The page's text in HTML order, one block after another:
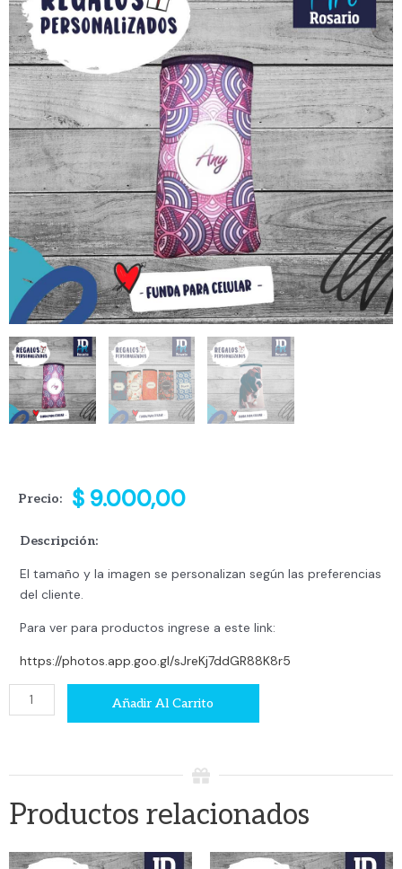
Precio: $ 9.000,00
Descripción:
El tamaño y la imagen se personalizan según las preferencias
del cliente.
Para ver para productos ingrese a este link:
https://photos.app.goo.gl/sJreKj7ddGR88K8r5
Funda
Celular
Añadir Al Carrito
Productos relacionados